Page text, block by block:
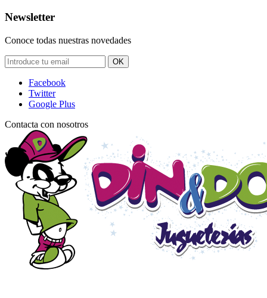
Newsletter
Conoce todas nuestras novedades
OK
Facebook
Twitter
Google Plus
Contacta con nosotros